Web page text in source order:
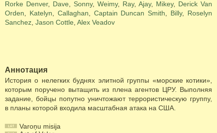
Rorke Denver, Dave Sonny, Weimy, Ray, Ajay, Mikey, Derick Van
Orden
Katelyn Callaghan Captain Duncan Smith Billy, Roselyn
Sanchez Jason Cottle Alex Veadov
Аннотация
История о нелегких буднях элитной группы «морские котики»,
которым поручено вытащить из плена агентов ЦРУ. Выполняя
задание, бойцы попутно уничтожают террористическую группу,
в планы которой входила масштабная атака на США.
Varoņu misija